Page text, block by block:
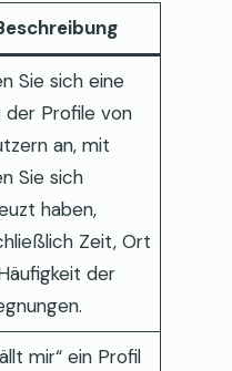
Sie sich eine
der Profile von
an, mit
Sie sich
haben,
Zeit, Ort
der
mir“ ein Profil